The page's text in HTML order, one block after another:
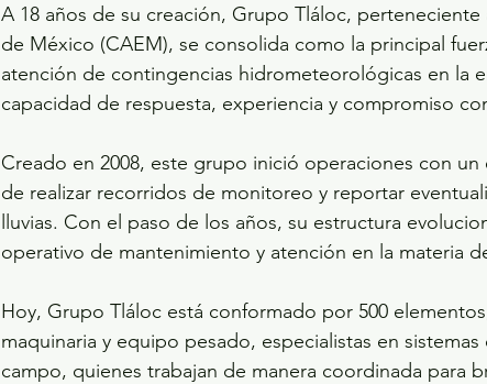
A 18 años de su creación, Grupo Tláloc,
de México (CAEM), se consolida como la principal
atención de contingencias hidrometeorológicas en la
capacidad de respuesta, experiencia y compromiso
Creado en 2008, este grupo inició operaciones con
de realizar recorridos de monitoreo y reportar
lluvias. Con el paso de los años, su estructura
operativo de mantenimiento y atención en la materia
Hoy, Grupo Tláloc está conformado por 500
maquinaria y equipo pesado, especialistas en
campo, quienes trabajan de manera coordinada para